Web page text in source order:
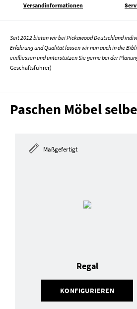
Versandinformationen
Seit 2012 bieten wir bei Pickawood Deutschland
Erfahrung und Qualität lassen wir nun auch in die
einfliessen und unterstützen Sie gerne bei der
Geschäftsführer)
Paschen Möbel
Maßgefertigt
KONFIGURIEREN
Regal